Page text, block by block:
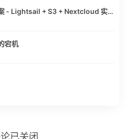
低价冷数据存储方案 - Lightsail + S3 + Nextcloud 实现 $1/TB/月
宕机
已关闭